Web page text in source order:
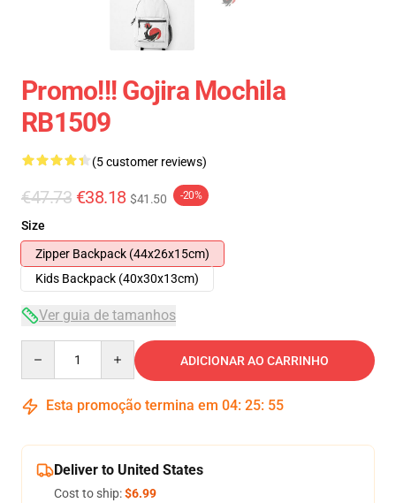
Promo!!! Gojira Mochila
RB1509
(5 customer reviews)
€47.73 €38.18 $41.50 -20%
Size
Zipper Backpack (44x26x15cm)
Kids Backpack (40x30x13cm)
Ver guia de tamanhos
ADICIONAR AO CARRINHO
Esta promoção termina em 04: 25: 54
Deliver to United States
Cost to ship:$6.99